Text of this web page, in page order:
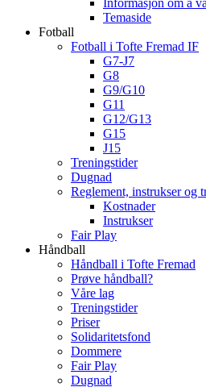
Informasjon om å
Temaside
Fotball
Fotball i Tofte Fremad IF
G7-J7
G8
G9/G10
G11
G12/G13
G15
J15
Treningstider
Dugnad
Reglement, instrukser og
Kostnader
Instrukser
Fair Play
Håndball
Håndball i Tofte Fremad
Prøve håndball?
Våre lag
Treningstider
Priser
Solidaritetsfond
Dommere
Fair Play
Dugnad